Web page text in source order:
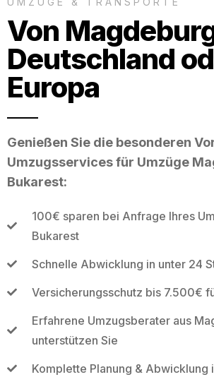
Von
Deutschland
Europa
Genießen Sie die besonderen
Umzugsservices für Umzüge
Bukarest:
100€ sparen bei Anfrage Ihres
Bukarest
Schnelle Abwicklung in unter 24
Versicherungsschutz bis 7.500€
Erfahrene Umzugsberater aus
unterstützen Sie
Komplette Planung & Abwicklung